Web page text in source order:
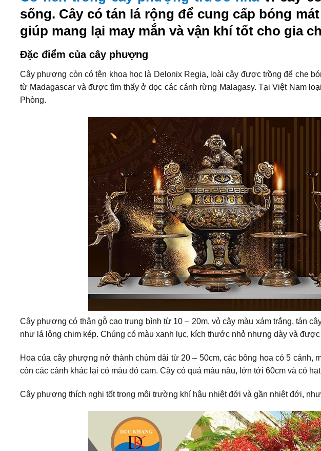
sống. Cây có tán lá rộng để cung cấp bóng
giúp mang lại may mắn và vận khí tốt cho gia
Đặc điểm của cây phượng
Cây phượng còn có tên khoa học là Delonix Regia, loài cây được trồng để che
từ Madagascar và được tìm thấy ở dọc các cánh rừng Malagasy. Tại Việt Nam
Phòng.
Cây phượng có thân gỗ cao trung bình từ 10 – 20m, vỏ cây màu xám trắng, tán
như lá lông chim kép. Chúng có màu xanh lục, kích thước nhỏ nhưng dày và
Hoa của cây phượng nở thành chùm dài từ 20 – 50cm, các bông hoa có 5
còn các cánh khác lại có màu đỏ cam. Cây có quả màu nâu, lớn tới 60cm và có
Cây phượng thích nghi tốt trong môi trường khí hậu nhiệt đới và gần nhiệt đới,